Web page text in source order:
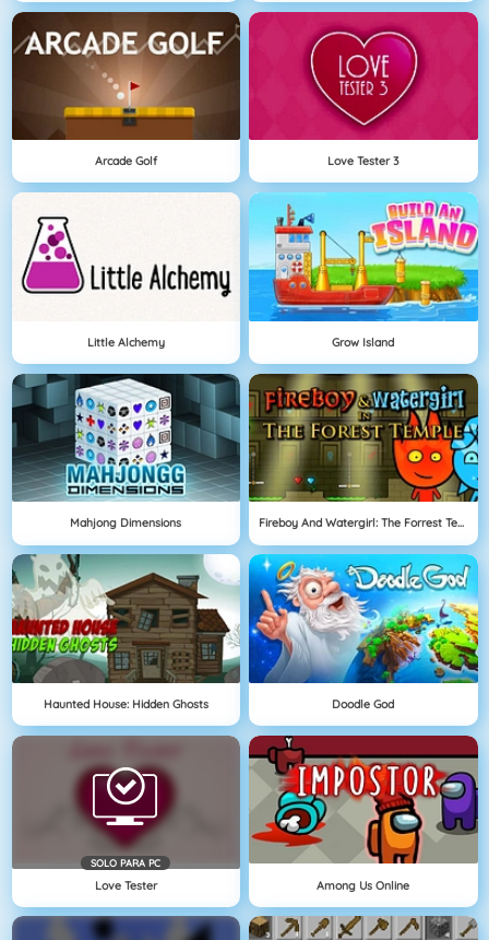
Arcade Golf Love Tester 3
Little Alchemy Grow Island
Mahjong Dimensions Fireboy And Watergirl: The Forrest Temple
Haunted House: Hidden Ghosts Doodle God
SOLO PARA PC
Love Tester Among Us Online